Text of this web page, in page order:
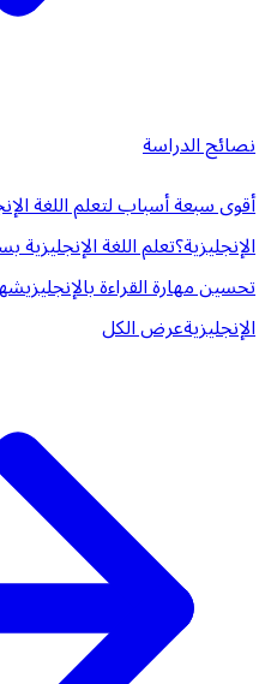
نصائح الدراسة
أقوى سبعة أسباب لتعلم اللغة
الإنجليزية؟تعلم اللغة الإنجليزية
تحسين مهارة القراءة بالإنجليزي
الإنجليزيةعرض الكل